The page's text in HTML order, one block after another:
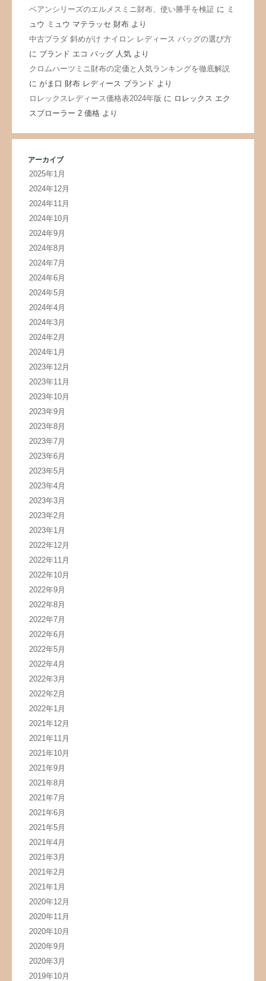
ベアンシリーズのエルメスミニ財布、使い勝手を検証に ミ
ュウ ミュウ マテラッセ 財布より
中古プラダ 斜めがけ ナイロン レディース バッグの選び方
に ブランド エコ バッグ 人気より
クロムハーツミニ財布の定価と人気ランキングを徹底解説
に がま口 財布 レディース ブランド より
ロレックスレディース価格表2024年版 に ロレックス エク
スプローラー 2 価格より
アーカイブ
2025年1月
2024年12月
2024年11月
2024年10月
2024年9月
2024年8月
2024年7月
2024年6月
2024年5月
2024年4月
2024年3月
2024年2月
2024年1月
2023年12月
2023年11月
2023年10月
2023年9月
2023年8月
2023年7月
2023年6月
2023年5月
2023年4月
2023年3月
2023年2月
2023年1月
2022年12月
2022年11月
2022年10月
2022年9月
2022年8月
2022年7月
2022年6月
2022年5月
2022年4月
2022年3月
2022年2月
2022年1月
2021年12月
2021年11月
2021年10月
2021年9月
2021年8月
2021年7月
2021年6月
2021年5月
2021年4月
2021年3月
2021年2月
2021年1月
2020年12月
2020年11月
2020年10月
2020年9月
2020年3月
2019年10月